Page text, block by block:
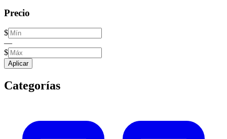
Precio
$
—
$
Aplicar
Categorías